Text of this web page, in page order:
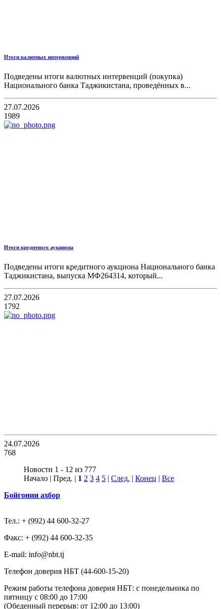
Итоги валютных интервенций
Подведены итоги валютных интервенций (покупка)
Национального банка Таджикистана, проведённых в...
27.07.2026
1989
Итоги кредитного аукциона
Подведены итоги кредитного аукциона Национального банка
Таджикистана, выпуска МФ264314, который...
27.07.2026
1792
24.07.2026
768
Новости 1 - 12 из 777
Начало | Пред. | 1 2 3 4 5 | След. | Конец | Все
Бойгонии ахбор
Тел.: + (992) 44 600-32-27
Факс: + (992) 44 600-32-35
Е-mail: info@nbt.tj
Телефон доверия НБТ (44-600-15-20)
Режим работы телефона доверия НБТ: с понедельника по
пятницу с 08:00 до 17:00
(Обеденный перерыв: от 12:00 до 13:00)